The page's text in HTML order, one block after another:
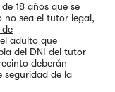
18 años que se
no sea el tutor legal,
adulto que
del DNI del tutor
deberán
seguridad de la